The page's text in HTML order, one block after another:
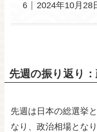
2024年10月28
先週の振り返り
先週は日本の総選挙
なり、政治相場とな